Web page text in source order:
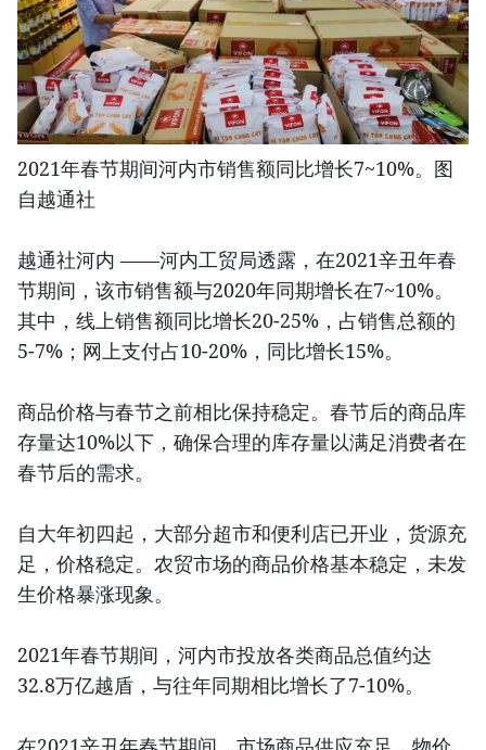
2021年春节期间河内市销售额同比增长7~10%。图
自越通社
越通社河内 ——河内工贸局透露，在2021辛丑年春
节期间，该市销售额与2020年同期增长在7~10%。
其中，线上销售额同比增长20-25%，占销售总额的
5-7%；网上支付占10-20%，同比增长15%。
商品价格与春节之前相比保持稳定。春节后的商品库
存量达10%以下，确保合理的库存量以满足消费者在
春节后的需求。
自大年初四起，大部分超市和便利店已开业，货源充
足，价格稳定。农贸市场的商品价格基本稳定，未发
生价格暴涨现象。
2021年春节期间，河内市投放各类商品总值约达
32.8万亿越盾，与往年同期相比增长了7-10%。